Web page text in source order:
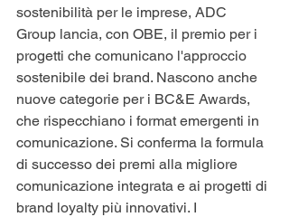
sostenibilità per le imprese, ADC
Group lancia, con OBE, il premio per i
progetti che comunicano l'approccio
sostenibile dei brand. Nascono anche
nuove categorie per i BC&E Awards,
che rispecchiano i format emergenti in
comunicazione. Si conferma la formula
di successo dei premi alla migliore
comunicazione integrata e ai progetti di
brand loyalty più innovativi. I